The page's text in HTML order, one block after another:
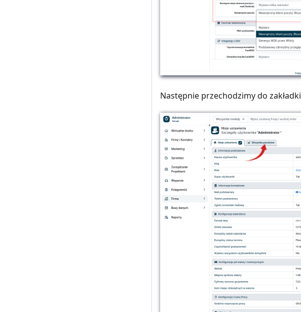
Następnie przechodzimy do zakładki